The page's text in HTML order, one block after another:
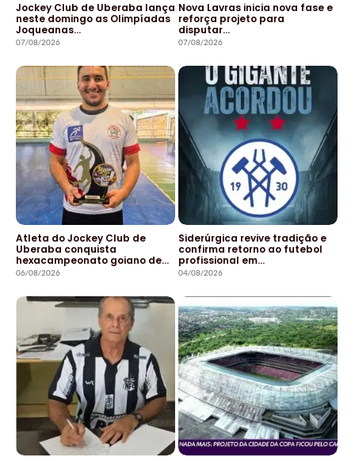
Jockey Club de Uberaba lança
neste domingo as Olimpíadas
Joqueanas…
07/08/2026
Nova Lavras inicia nova fase e
reforça projeto para
disputar…
07/08/2026
Atleta do Jockey Club de
Uberaba conquista
hexacampeonato goiano de…
06/08/2026
Siderúrgica revive tradição e
confirma retorno ao futebol
profissional em…
04/08/2026